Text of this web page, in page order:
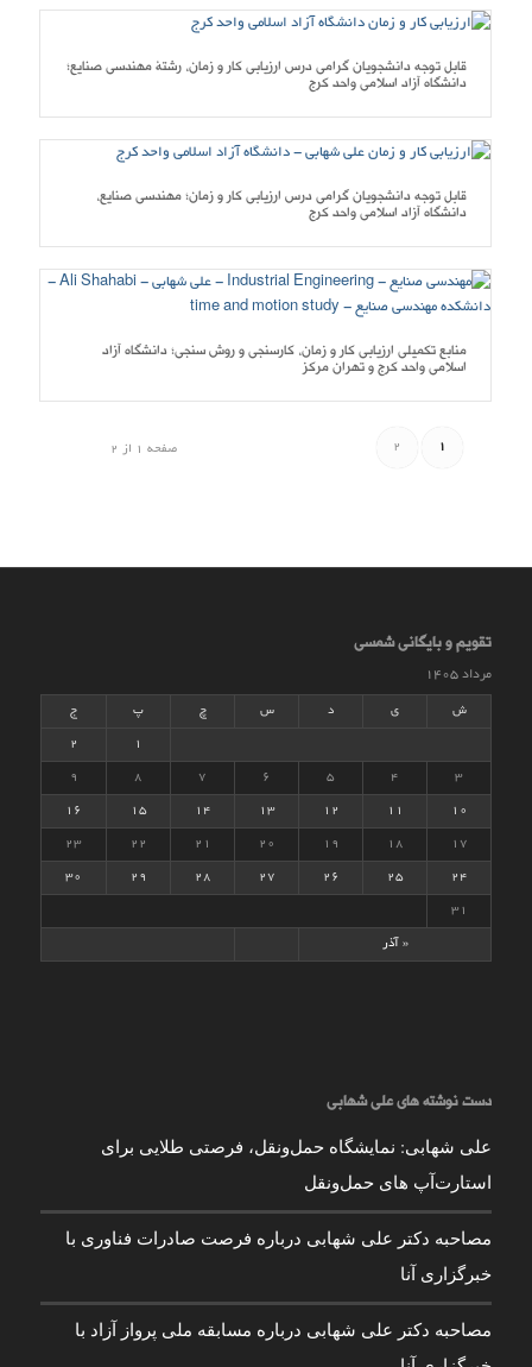
قابل توجه دانشجویان گرامی درس ارزیابی کار و زمان، رشتۀ مهندسی صنایع؛
دانشگاه آزاد اسلامی واحد کرج
قابل توجه دانشجویان گرامی درس ارزیابی کار و زمان؛ مهندسی صنایع،
دانشگاه آزاد اسلامی واحد کرج
منابع تکمیلی ارزیابی کار و زمان، کارسنجی و روش سنجی؛ دانشگاه آزاد
اسلامی واحد کرج و تهران مرکز
صفحه 1 از 2 1
2
تقویم و بایگانی شمسی
مرداد ۱۴۰۵
ش ی د س چ پ ج
« آذر
1
2
۳ ۴ ۵ ۶ ۷ ۸ ۹
۱۰ ۱۱ ۱۲ ۱۳ ۱۴ ۱۵ ۱۶
۱۷ ۱۸ ۱۹ ۲۰ ۲۱ ۲۲ ۲۳
۲۴ ۲۵ ۲۶ ۲۷ ۲۸ ۲۹ ۳۰
۳۱
دست نوشته های علی شهابی
علی شهابی: نمایشگاه حمل‌ونقل، فرصتی طلایی برای
استارت‌آپ های حمل‌ونقل
مصاحبه دکتر علی شهابی درباره فرصت صادرات فناوری با
خبرگزاری آنا
مصاحبه دکتر علی شهابی درباره مسابقه ملی پرواز آزاد با